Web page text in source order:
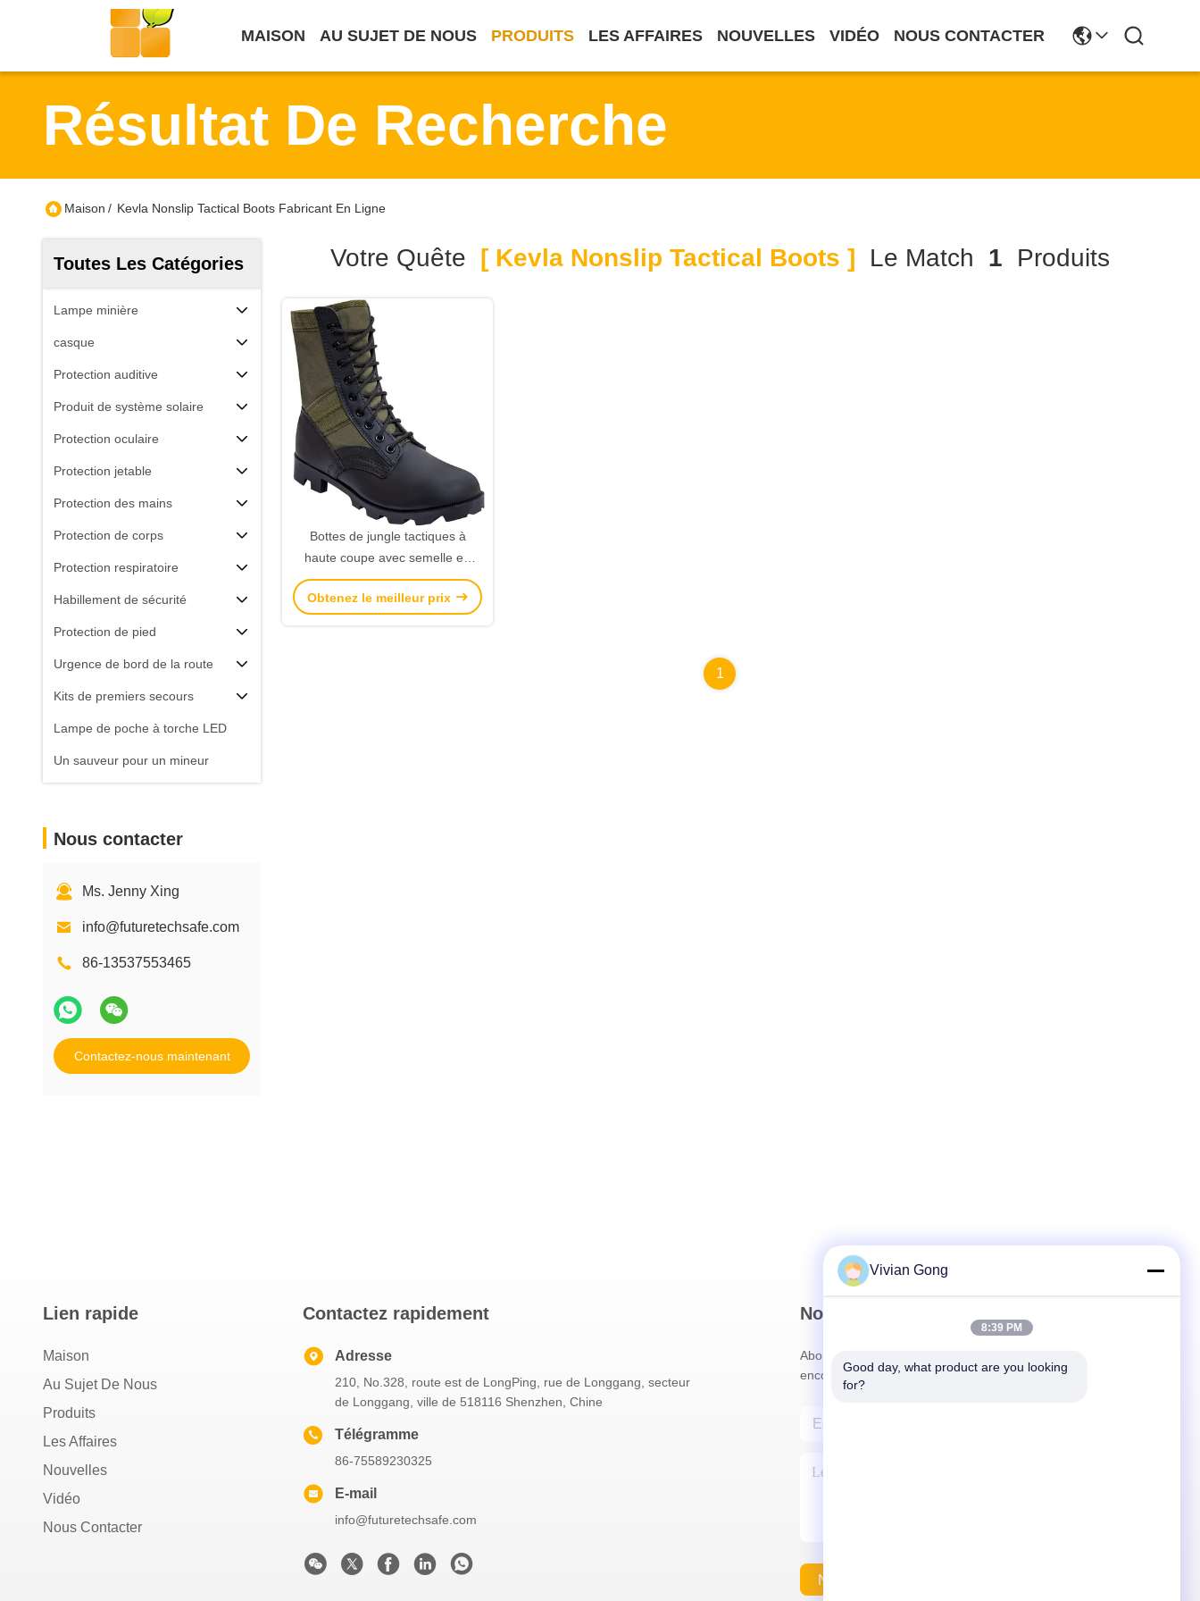
MAISON AU SUJET DE NOUS PRODUITS LES AFFAIRES NOUVELLES VIDÉO NOUS CONTACTER
Résultat De Recherche
Maison / Kevla Nonslip Tactical Boots Fabricant En Ligne
Toutes Les Catégories
Lampe minière
casque
Protection auditive
Produit de système solaire
Protection oculaire
Protection jetable
Protection des mains
Protection de corps
Protection respiratoire
Habillement de sécurité
Protection de pied
Urgence de bord de la route
Kits de premiers secours
Lampe de poche à torche LED
Un sauveur pour un mineur
Nous contacter
Ms. Jenny Xing
info@futuretechsafe.com
86-13537553465
Contactez-nous maintenant
Votre Quête [ Kevla Nonslip Tactical Boots ] Le Match 1 Produits
Bottes de jungle tactiques à
haute coupe avec semelle en
caoutchouc résistante aux
ponctions, antidérapante et
Obtenez le meilleur prix
1
Lien rapide
Maison
Au Sujet De Nous
Produits
Les Affaires
Nouvelles
Vidéo
Nous Contacter
Contactez rapidement
Adresse
210, No.328, route est de LongPing, rue de Longgang, secteur
de Longgang, ville de 518116 Shenzhen, Chine
Télégramme
86-75589230325
E-mail
info@futuretechsafe.com
Notre newsletter
Abonnez-vous à notre newsletter pour des réductions et plus
encore.
Nous Contacter
Vivian Gong
8:39 PM
Good day, what product are you looking
for?